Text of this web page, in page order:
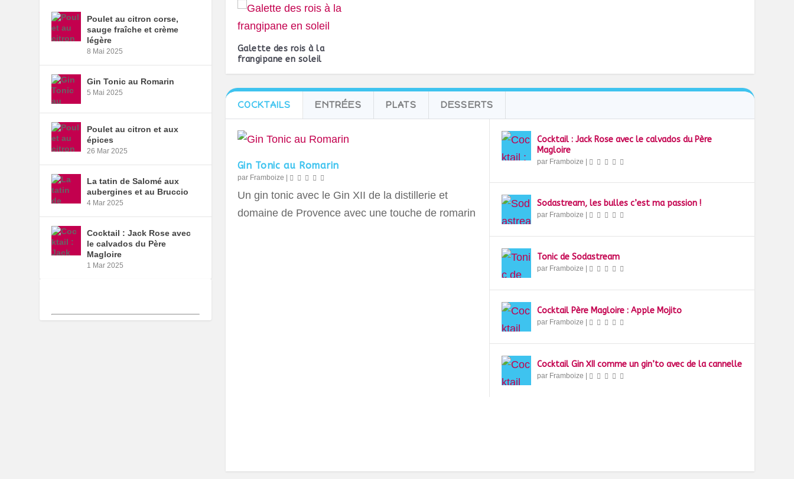
Galette des rois à la
frangipane en soleil
COCKTAILS ENTRÉES PLATS DESSERTS
Gin Tonic au Romarin
par Framboize
Un gin tonic avec le Gin XII de la distillerie et
domaine de Provence avec une touche de romarin
Cocktail : Jack Rose avec le calvados du Père
Magloire
par Framboize
Sodastream, les bulles c’est ma passion !
par Framboize
Tonic de Sodastream
par Framboize
Cocktail Père Magloire : Apple Mojito
par Framboize
Cocktail Gin XII comme un gin’to avec de la cannelle
par Framboize
Poulet au citron corse,
sauge fraîche et crème
légère
8 Mai 2025
Gin Tonic au Romarin
5 Mai 2025
Poulet au citron et aux
épices
26 Mar 2025
La tatin de Salomé aux
aubergines et au Bruccio
4 Mar 2025
Cocktail : Jack Rose avec
le calvados du Père
Magloire
1 Mar 2025